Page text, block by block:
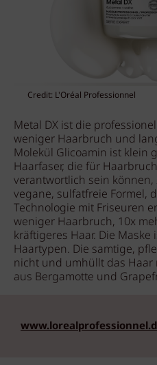
Credit: L'Oréal Professionnel
Metal DX ist die
weniger Haarbruch und
Molekül Glicoamin ist klein
Haarfaser, die für
verantwortlich sein
vegane, sulfatfreie Formel,
Technologie mit Friseuren
weniger Haarbruch, 10x
kräftigeres Haar. Die
Haartypen. Die samtige,
nicht und umhüllt das
aus Bergamotte und